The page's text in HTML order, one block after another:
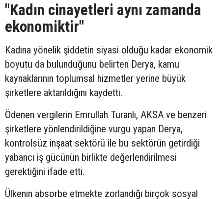
"Kadın cinayetleri aynı zamanda
ekonomiktir"
Kadına yönelik şiddetin siyasi olduğu kadar ekonomik
boyutu da bulunduğunu belirten Derya, kamu
kaynaklarının toplumsal hizmetler yerine büyük
şirketlere aktarıldığını kaydetti.
Ödenen vergilerin Emrullah Turanlı, AKSA ve benzeri
şirketlere yönlendirildiğine vurgu yapan Derya,
kontrolsüz inşaat sektörü ile bu sektörün getirdiği
yabancı iş gücünün birlikte değerlendirilmesi
gerektiğini ifade etti.
Ülkenin absorbe etmekte zorlandığı birçok sosyal